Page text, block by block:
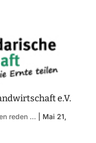
e.V.
reden …
Mai 21,